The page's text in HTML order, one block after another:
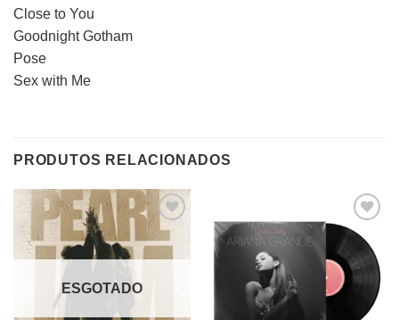
Close to You
Goodnight Gotham
Pose
Sex with Me
PRODUTOS RELACIONADOS
Adicionar
a lista de
desejos
ESGOTADO
Adicionar
a lista de
desejos